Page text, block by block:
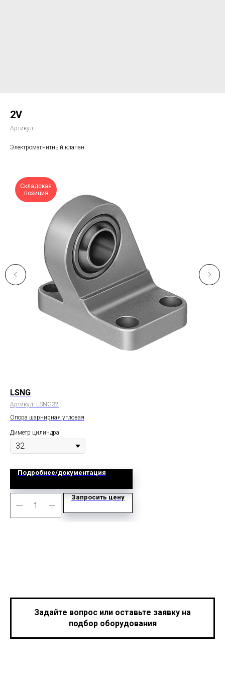
2V
Артикул:
Электромагнитный клапан
Складская
позиция
LSNG
Артикул: LSNG32
Опора шарнирная угловая
Диметр цилиндра
Подробнее/документация
Запросить цену
Задайте вопрос или оставьте заявку на
подбор оборудования